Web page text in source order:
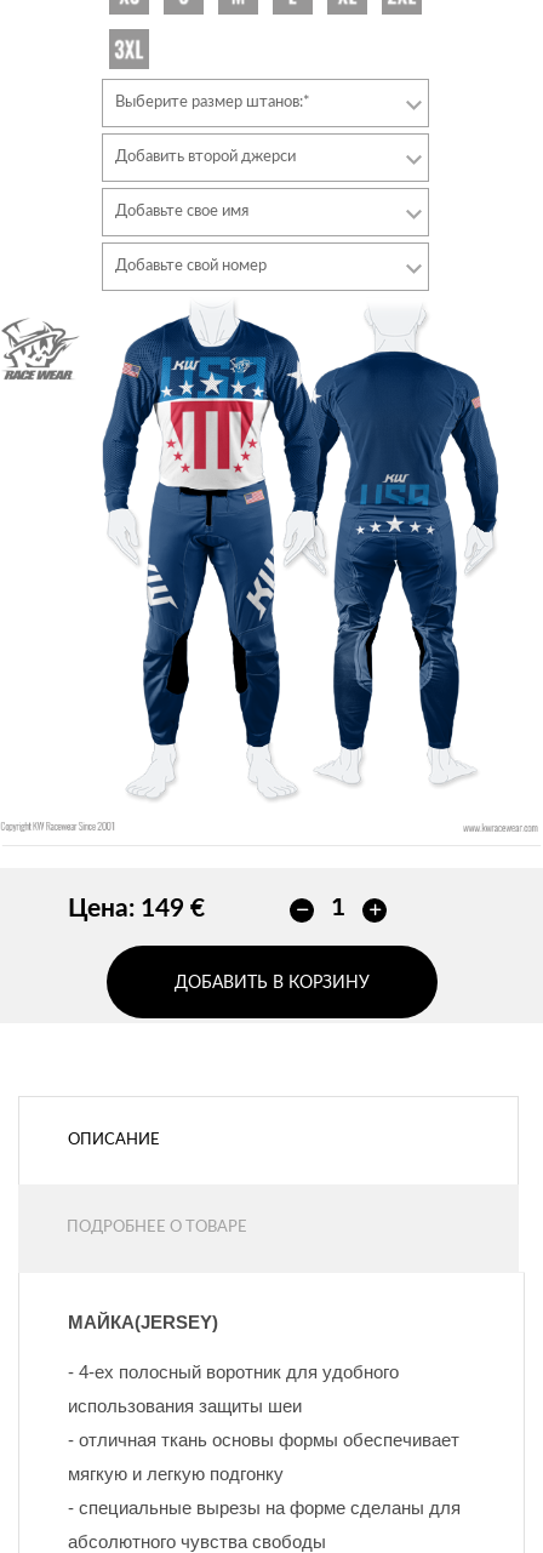
Выберите размер штанов:*
Добавить второй джерси
Добавьте свое имя
Стиль
Цвет шрифта
Цвет контура
Без контура
ДОБАВИТЬ
Добавьте свой номер
Цвет шрифта
Цвет контура
Без контура
ДОБАВИТЬ
Цена: 149 €
ДОБАВИТЬ В КОРЗИНУ
ОПИСАНИЕ
ПОДРОБНЕЕ О ТОВАРЕ
МАЙКА(JERSEY)
- 4-ех полосный воротник для удобного
использования защиты шеи
- отличная ткань основы формы обеспечивает
мягкую и легкую подгонку
- специальные вырезы на форме сделаны для
абсолютного чувства свободы